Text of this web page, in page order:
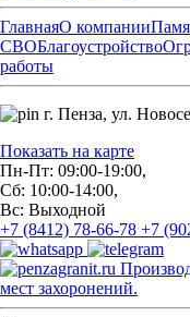
ГлавнаяО компании
СВОБлагоустройство
работы
г. Пенза, ул.
Показать на карте
Пн-Пт: 09:00-19:00,
Сб: 10:00-14:00,
Вс: Выходной
+7 (8412) 78-66-78 +7
мест захоронений.